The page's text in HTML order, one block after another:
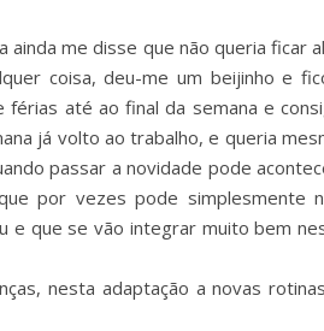
ainda me disse que não queria ficar
coisa, deu-me um beijinho e
até ao final da semana e
já volto ao trabalho, e queria
passar a novidade pode
por vezes pode simplesmente
e que se vão integrar muito bem
nesta adaptação a novas